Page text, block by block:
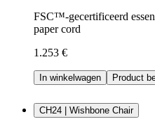
FSC™-gecertificeerd
paper cord
1.253 €
In winkelwagen Product
CH24 | Wishbone Chair